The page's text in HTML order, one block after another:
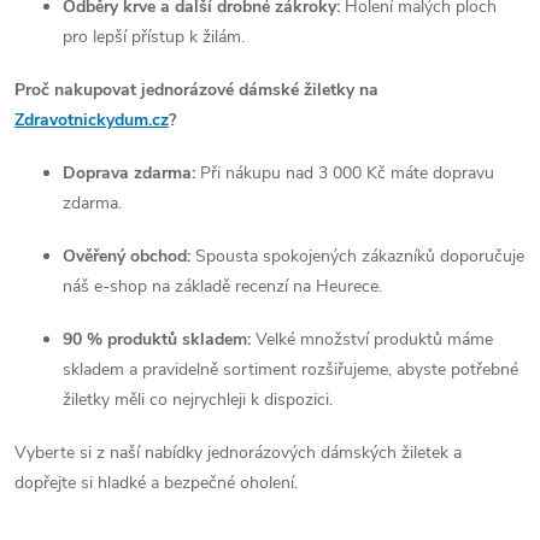
Odběry krve a další drobné zákroky: Holení malých ploch
pro lepší přístup k žilám.
Proč nakupovat jednorázové dámské žiletky na
Zdravotnickydum.cz?
Doprava zdarma: Při nákupu nad 3 000 Kč máte dopravu
zdarma.
Ověřený obchod: Spousta spokojených zákazníků doporučuje
náš e-shop na základě recenzí na Heurece.
90 % produktů skladem: Velké množství produktů máme
skladem a pravidelně sortiment rozšiřujeme, abyste potřebné
žiletky měli co nejrychleji k dispozici.
Vyberte si z naší nabídky jednorázových dámských žiletek a
dopřejte si hladké a bezpečné oholení.